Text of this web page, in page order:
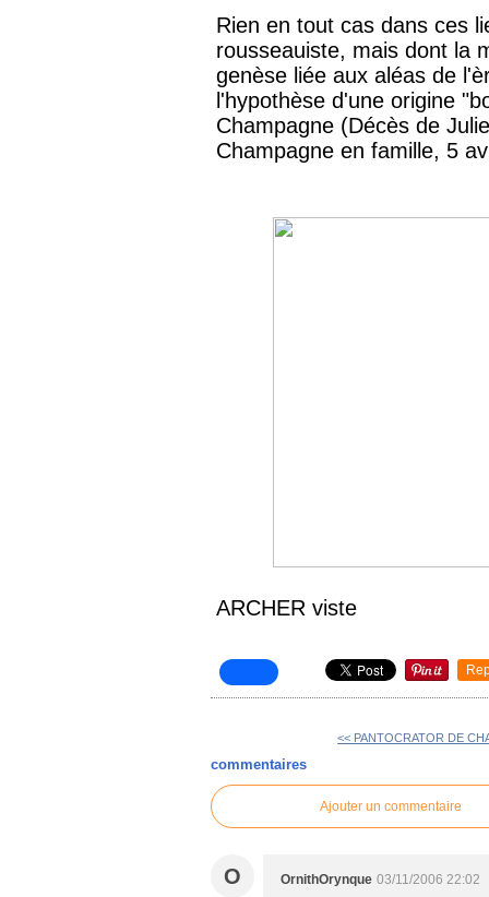
Rien en tout cas dans ces
rousseauiste, mais dont la
genèse liée aux aléas de
l'hypothèse d'une origine
Champagne (Décès de
Champagne en famille, 5
ARCHER viste
<< PANTOCRATOR DE
commentaires
Ajouter un commentaire
O OrnithOrynque 03/11/2006 22:02